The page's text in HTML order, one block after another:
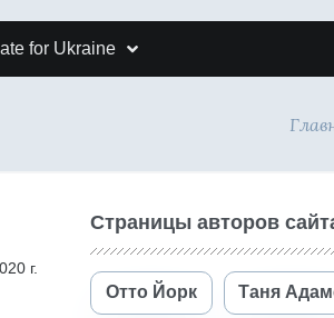
for Ukraine
г.
Страницы авторов
Отто Йорк Таня